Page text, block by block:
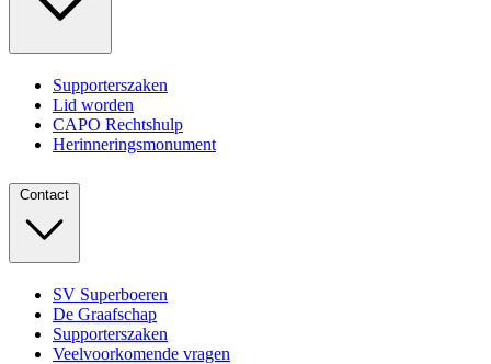
Supporterszaken
Lid worden
CAPO Rechtshulp
Herinneringsmonument
Contact
SV Superboeren
De Graafschap
Supporterszaken
Veelvoorkomende vragen